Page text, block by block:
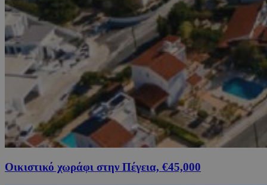
Οικιστικό χωράφι στην Πέγεια, €45,000